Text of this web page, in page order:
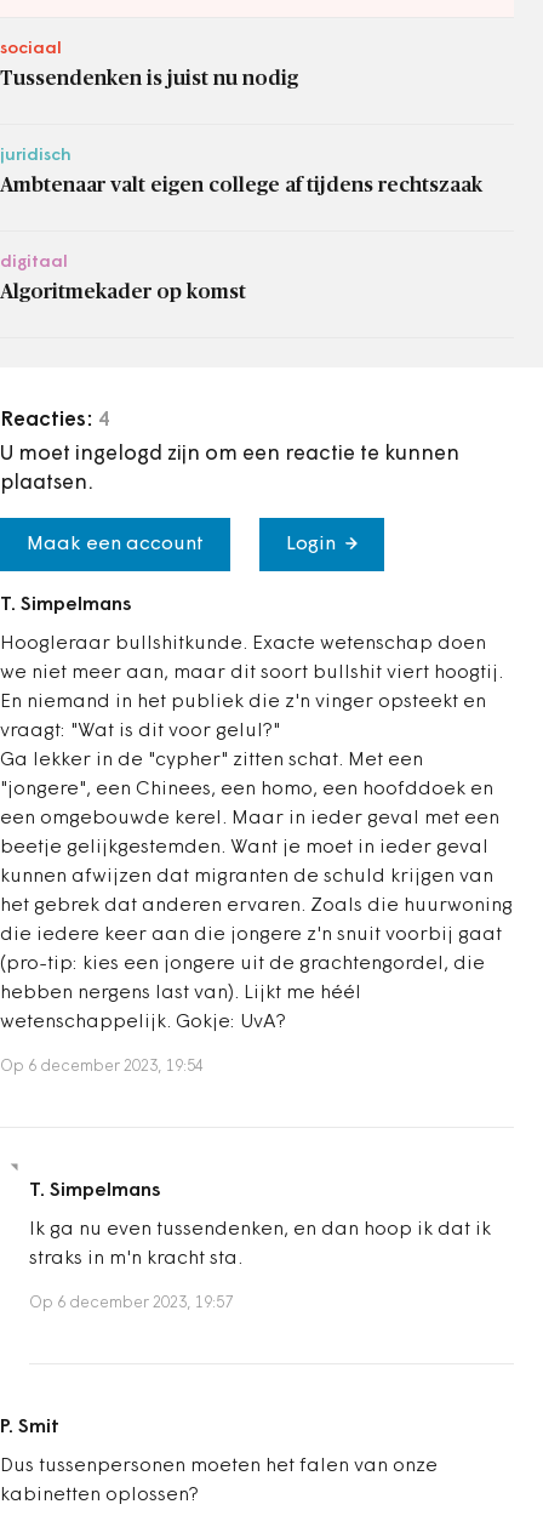
sociaal
Tussendenken is juist nu nodig
juridisch
Ambtenaar valt eigen college af tijdens rechtszaak
digitaal
Algoritmekader op komst
Reacties: 4
U moet ingelogd zijn om een reactie te kunnen
plaatsen.
Maak een account Login
T. Simpelmans
Hoogleraar bullshitkunde. Exacte wetenschap doen
we niet meer aan, maar dit soort bullshit viert hoogtij.
En niemand in het publiek die z'n vinger opsteekt en
vraagt: "Wat is dit voor gelul?"
Ga lekker in de "cypher" zitten schat. Met een
"jongere", een Chinees, een homo, een hoofddoek en
een omgebouwde kerel. Maar in ieder geval met een
beetje gelijkgestemden. Want je moet in ieder geval
kunnen afwijzen dat migranten de schuld krijgen van
het gebrek dat anderen ervaren. Zoals die huurwoning
die iedere keer aan die jongere z'n snuit voorbij gaat
(pro-tip: kies een jongere uit de grachtengordel, die
hebben nergens last van). Lijkt me héél
wetenschappelijk. Gokje: UvA?
Op 6 december 2023, 19:54
T. Simpelmans
Ik ga nu even tussendenken, en dan hoop ik dat ik
straks in m'n kracht sta.
Op 6 december 2023, 19:57
P. Smit
Dus tussenpersonen moeten het falen van onze
kabinetten oplossen?